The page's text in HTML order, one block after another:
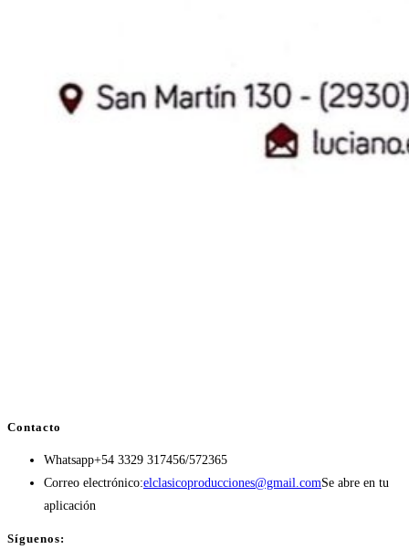
Contacto
Whatsapp+54 3329 317456/572365
Correo electrónico:elclasicoproducciones@gmail.comSe abre en tu
aplicación
Síguenos: